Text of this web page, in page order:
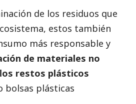
de los residuos que
estos también
más responsable y
de materiales no
restos plásticos
bolsas plásticas